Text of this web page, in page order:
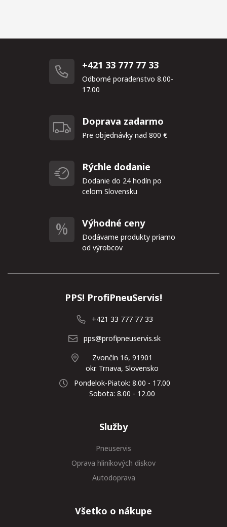
+421 33 777 77 33
Odborné poradenstvo 8.00-
17.00
Doprava zadarmo
Pre objednávky nad 800 €
Rýchle dodanie
Dodanie do 24 hodín po
celom Slovensku
Výhodné ceny
Dodávame produkty priamo
od výrobcov
PPS! ProfiPneuServis!
+421 33 777 77 33
pps@profipneuservis.sk
Zvončín 16, 91901
okr. Trnava, Slovensko
Pondelok-Piatok: 8.00 - 17.00
Sobota: 8.00 - 12.00
Služby
Pneuservis
Oprava hliníkových diskov
Autodoprava
Všetko o nákupe